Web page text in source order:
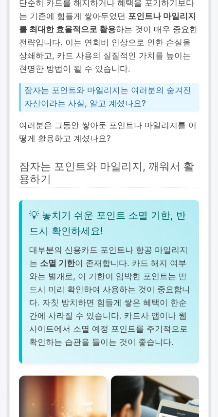
단순히 카드를 해지하거나 혜택을 포기하기보다
는 기존에 힘들게 쌓아두었던 포인트나 마일리지
를 최대한 효율적으로 활용하는 것이 매우 중요한
전략입니다. 이는 연회비 인상으로 인한 손실을
상쇄하고, 카드 사용의 실질적인 가치를 높이는
현명한 방법이 될 수 있습니다.
잠자는 포인트와 마일리지는 여러분의 숨겨진
자산이라는 사실, 알고 계셨나요?
여러분은 그동안 쌓아둔 포인트나 마일리지를 어
떻게 활용하고 계셨나요?
잠자는 포인트와 마일리지, 깨워서 활
용하기
💡 놓치기 쉬운 포인트 소멸 기한, 반
드시 확인하세요!
대부분의 신용카드 포인트나 항공 마일리지
는 소멸 기한이 존재합니다. 카드 해지 여부
와는 별개로, 이 기한이 임박한 포인트는 반
드시 미리 확인하여 사용하는 것이 중요합니
다. 자칫 방치하면 힘들게 쌓은 혜택이 한순
간에 사라질 수 있습니다. 카드사 앱이나 웹
사이트에서 소멸 예정 포인트를 주기적으로
확인하는 습관을 들이는 것이 좋습니다.